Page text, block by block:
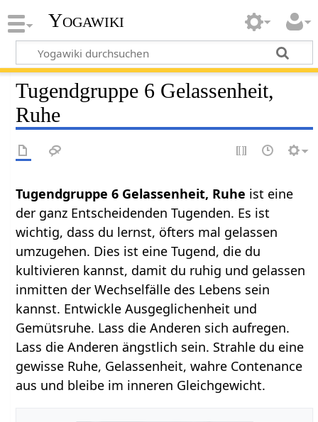
Yogawiki
Tugendgruppe 6 Gelassenheit,
Ruhe
Tugendgruppe 6 Gelassenheit, Ruhe ist eine
der ganz Entscheidenden Tugenden. Es ist
wichtig, dass du lernst, öfters mal gelassen
umzugehen. Dies ist eine Tugend, die du
kultivieren kannst, damit du ruhig und gelassen
inmitten der Wechselfälle des Lebens sein
kannst. Entwickle Ausgeglichenheit und
Gemütsruhe. Lass die Anderen sich aufregen.
Lass die Anderen ängstlich sein. Strahle du eine
gewisse Ruhe, Gelassenheit, wahre Contenance
aus und bleibe im inneren Gleichgewicht.